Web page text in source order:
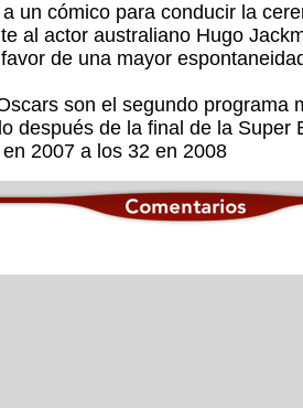
un cómico para conducir la
al actor australiano Hugo
de una mayor
son el segundo programa
después de la final de la Super
2007 a los 32 en 2008